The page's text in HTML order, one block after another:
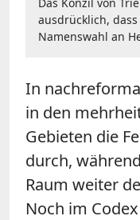
ausdrücklich,
Namenswahl an
In
in den
Gebieten die
durch,
Raum weiter
Noch im